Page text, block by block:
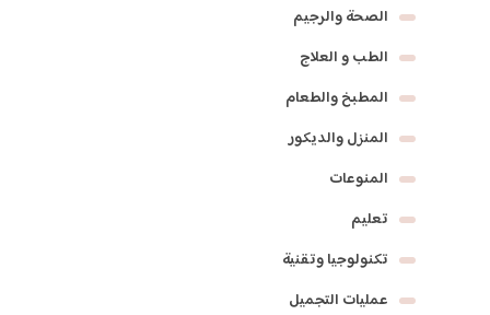
الصحة والرجيم
الطب و العلاج
المطبخ والطعام
المنزل والديكور
المنوعات
تعليم
تكنولوجيا وتقنية
عمليات التجميل